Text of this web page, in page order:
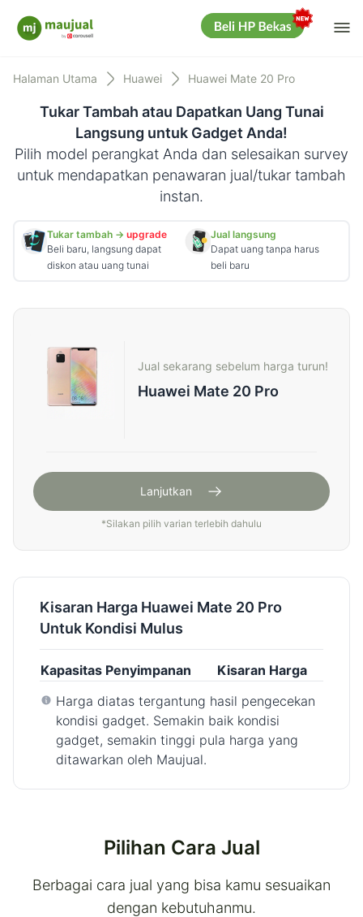
Maujual
Halaman Utama Huawei Huawei Mate 20 Pro
Tukar Tambah atau Dapatkan Uang Tunai
Langsung untuk Gadget Anda!
Pilih model perangkat Anda dan selesaikan survey
untuk mendapatkan penawaran jual/tukar tambah
instan.
Tukar tambah → upgrade
Beli baru, langsung dapat
diskon atau uang tunai
Jual langsung
Dapat uang tanpa harus
beli baru
Jual sekarang sebelum harga turun!
Huawei Mate 20 Pro
Lanjutkan
*Silakan pilih varian terlebih dahulu
Kisaran Harga Huawei Mate 20 Pro
Untuk Kondisi Mulus
Kapasitas Penyimpanan
Kisaran Harga
Harga diatas tergantung hasil pengecekan
kondisi gadget. Semakin baik kondisi
gadget, semakin tinggi pula harga yang
ditawarkan oleh Maujual.
Pilihan Cara Jual
Berbagai cara jual yang bisa kamu sesuaikan
dengan kebutuhanmu.